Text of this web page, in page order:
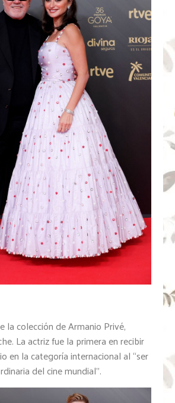
la colección de Armanio Privé,
La actriz fue la primera en recibir
en la categoría internacional al “ser
del cine mundial”.